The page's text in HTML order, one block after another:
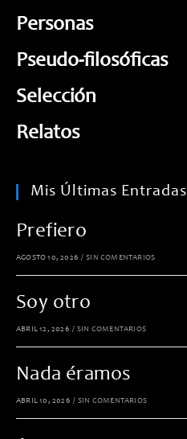
Personas
Pseudo-filosóficas
Selección
Relatos
Mis Últimas Entradas
Prefiero
AGOSTO 10, 2026 / SIN COMENTARIOS
Soy otro
ABRIL 12, 2026 / SIN COMENTARIOS
Nada éramos
ABRIL 10, 2026 / SIN COMENTARIOS